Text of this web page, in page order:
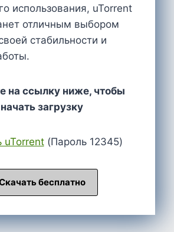
использования, uTorrent
отличным выбором
стабильности и
на ссылку ниже, чтобы
начать загрузку
uTorrent(Пароль 12345)
бесплатно